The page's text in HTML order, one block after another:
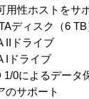
性ホストをサ
ディスク（6 TB
IIドライブ
Iドライブ
0によるデータ
サポート